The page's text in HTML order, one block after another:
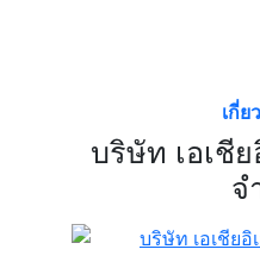
เกี่ย
บริษัท เอเชี
จ